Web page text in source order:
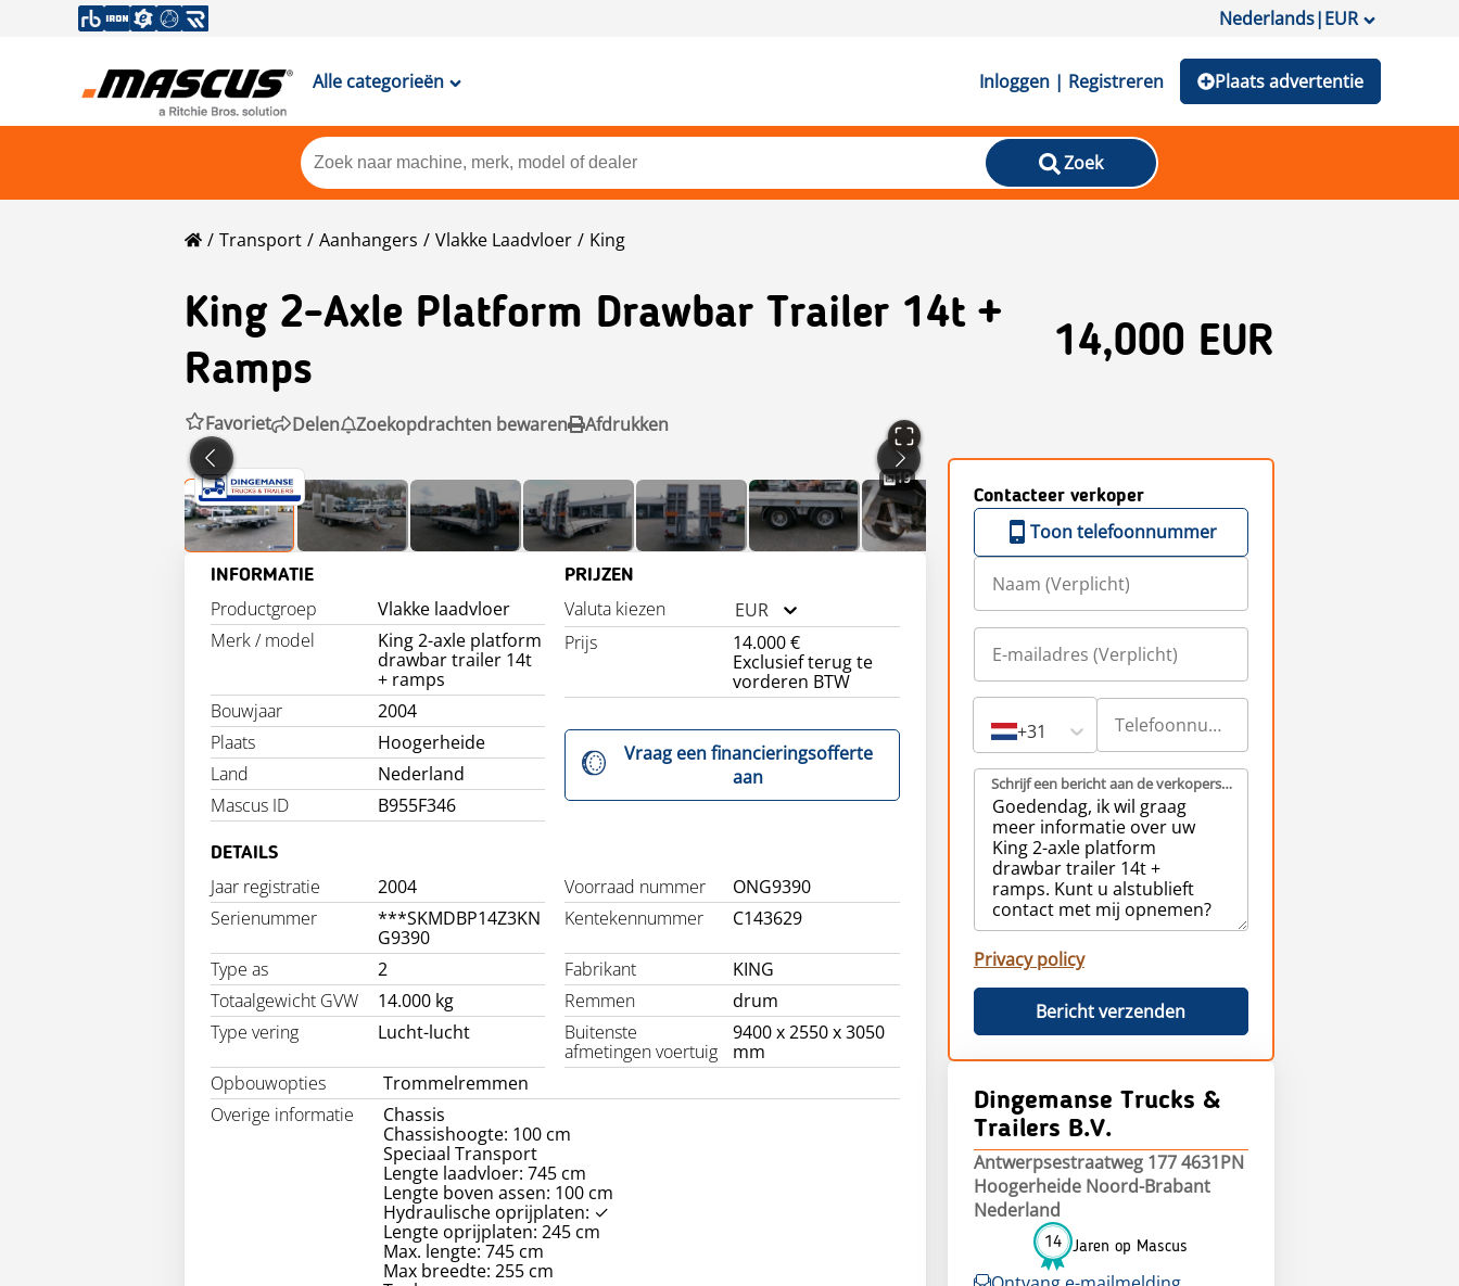
Nederlands|EUR
Alle categorieën Inloggen | Registreren Plaats advertentie
Zoek
Transport Aanhangers Vlakke Laadvloer King
King 2-Axle Platform Drawbar Trailer 14t +
Ramps
14,000 EUR
Favoriet Delen Zoekopdrachten bewaren Afdrukken
19
INFORMATIE
Productgroep
Vlakke laadvloer
Merk / model
King 2-axle platform
drawbar trailer 14t
+ ramps
Bouwjaar
2004
Plaats
Hoogerheide
Land
Nederland
Mascus ID
B955F346
PRIJZEN
Valuta kiezen
EUR
Prijs
14.000 €
Exclusief terug te
vorderen BTW
Vraag een financieringsofferte
aan
DETAILS
Jaar registratie 2004 Voorraad nummer
ONG9390
Serienummer
***SKMDBP14Z3KN
G9390
Kentekennummer C143629
Type as 2 Fabrikant
KING
Totaalgewicht GVW
14.000 kg Remmen
drum
Type vering
Lucht-lucht
Buitenste
afmetingen voertuig
9400 x 2550 x 3050
mm
Opbouwopties
Trommelremmen
Overige informatie
Chassis
Chassishoogte: 100 cm
Speciaal Transport
Lengte laadvloer: 745 cm
Lengte boven assen: 100 cm
Hydraulische oprijplaten: ✓
Lengte oprijplaten: 245 cm
Max. lengte: 745 cm
Max breedte: 255 cm
Contacteer verkoper
Toon telefoonnummer
+31
Schrijf een bericht aan de verkopers (Verplicht)
Privacy policy
Bericht verzenden
Dingemanse Trucks &
Trailers B.V.
Antwerpsestraatweg 177 4631PN
Hoogerheide Noord-Brabant
Nederland
14 Jaren op Mascus